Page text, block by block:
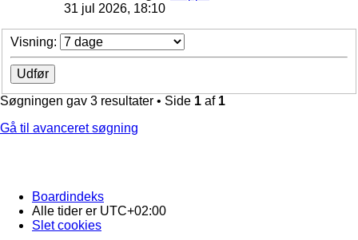
31 jul 2026, 18:10
Visning:
Søgningen gav 3 resultater • Side 1 af 1
Gå til avanceret søgning
Boardindeks
Alle tider er UTC+02:00
Slet cookies